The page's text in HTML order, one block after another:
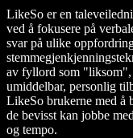
LikeSo er en
ved å fokusere på
svar på ulike
av fyllord som
umiddelbar, personlig
LikeSo brukerne med å
de bevisst kan jobbe
og tempo.